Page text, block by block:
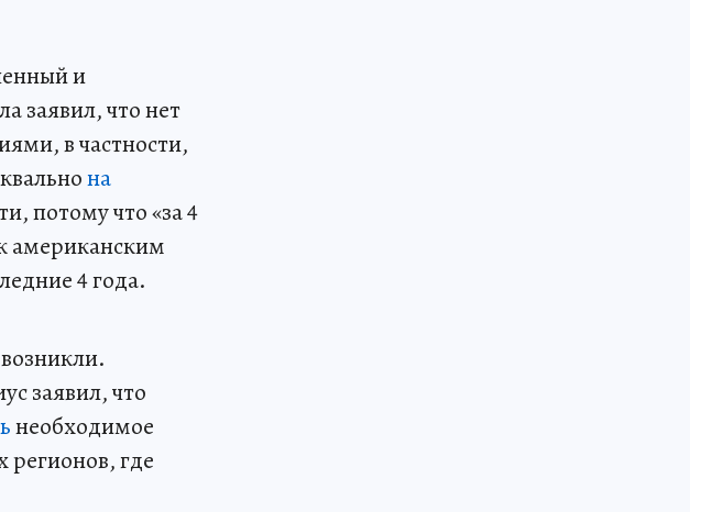
и
заявил, что нет
в частности,
на
потому что «за 4
американским
4 года.
заявил, что
необходимое
регионов, где